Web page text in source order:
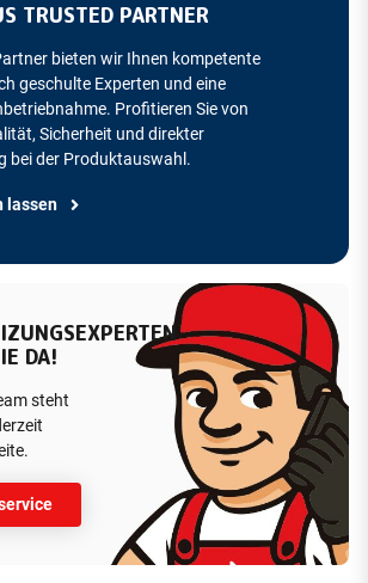
TRUSTED PARTNER
bieten wir Ihnen kompetente
geschulte Experten und eine
Profitieren Sie von
Sicherheit und direkter
bei der Produktauswahl.
lassen
DA!
steht